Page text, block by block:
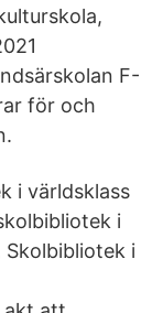
F-
för och
i världsklass
i
Skolbibliotek i